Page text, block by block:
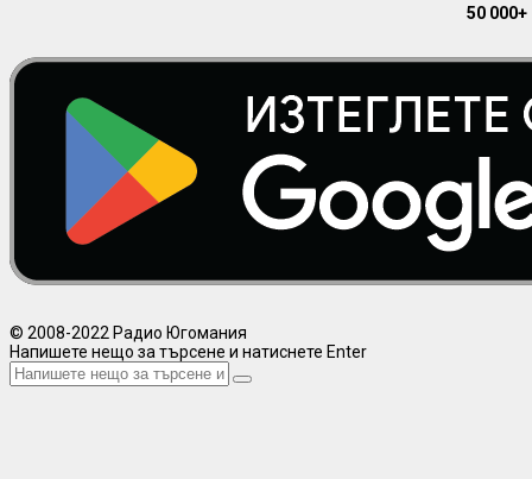
50
© 2008-2022 Радио Югомания
Напишете нещо за търсене и натиснете Enter